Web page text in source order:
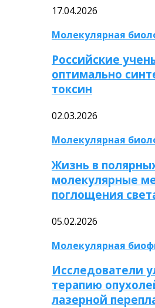
17.04.2026
Молекулярная
Российские
оптимально
токсин
02.03.2026
Молекулярная
Жизнь в
молекулярные
поглощения
05.02.2026
Молекулярная
Исследователи
терапию
лазерной